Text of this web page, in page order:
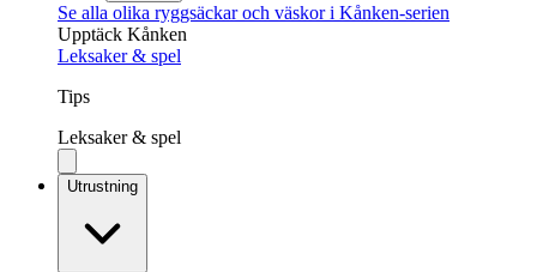
Se alla olika ryggsäckar och väskor i Kånken-serien
Upptäck Kånken
Leksaker & spel
Tips
Leksaker & spel
Utrustning